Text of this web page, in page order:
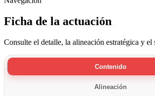
Ficha de la actuación
Consulte el detalle, la alineación estratégica y el
Contenido
Alineación